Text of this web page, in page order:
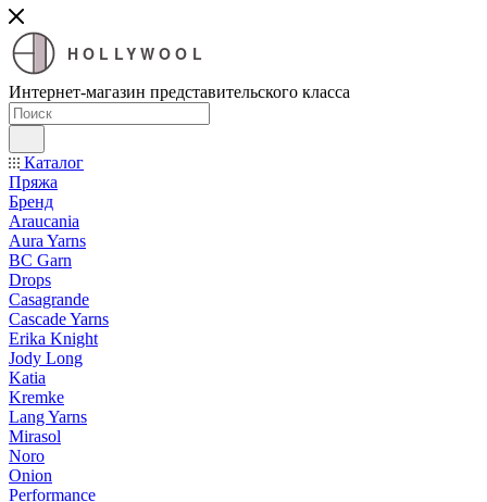
HOLLYWOOL
Интернет-магазин представительского класса
Каталог
Пряжа
Бренд
Araucania
Aura Yarns
BC Garn
Drops
Casagrande
Cascade Yarns
Erika Knight
Jody Long
Katia
Kremke
Lang Yarns
Mirasol
Noro
Onion
Performance